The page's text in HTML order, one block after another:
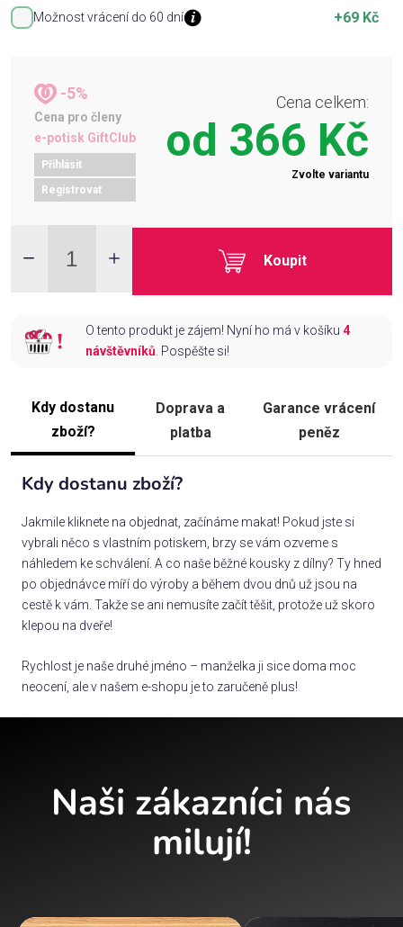
Možnost vrácení do 60 dní +69 Kč
-5%
Cena pro členy
e-potisk GiftClub
Přihlásit
Registrovat
Cena celkem:
od 366 Kč
Zvolte variantu
Koupit
O tento produkt je zájem! Nyní ho má v košíku 4
návštěvníků. Pospěšte si!
Kdy dostanu
zboží?
Doprava a
platba
Garance vrácení
peněz
Kdy dostanu zboží?
Jakmile kliknete na objednat, začínáme makat! Pokud jste si
vybrali něco s vlastním potiskem, brzy se vám ozveme s
náhledem ke schválení. A co naše běžné kousky z dílny? Ty hned
po objednávce míří do výroby a během dvou dnů už jsou na
cestě k vám. Takže se ani nemusíte začít těšit, protože už skoro
klepou na dveře!
Rychlost je naše druhé jméno – manželka ji sice doma moc
neocení, ale v našem e-shopu je to zaručeně plus!
Naši zákazníci nás
milují!